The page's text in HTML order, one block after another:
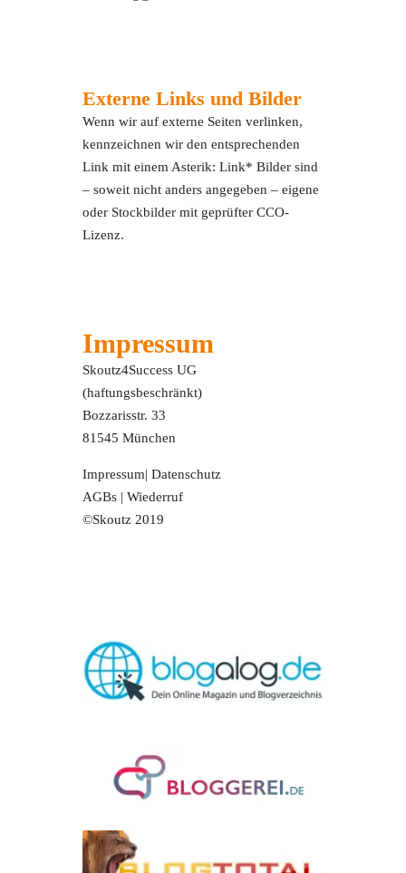
Externe Links und Bilder
Wenn wir auf externe Seiten verlinken,
kennzeichnen wir den entsprechenden
Link mit einem Asterik: Link* Bilder sind
– soweit nicht anders angegeben – eigene
oder Stockbilder mit geprüfter CCO-
Lizenz.
Impressum
Skoutz4Success UG
(haftungsbeschränkt)
Bozzarisstr. 33
81545 München
Impressum|Datenschutz
AGBs |Wiederruf
©Skoutz 2019